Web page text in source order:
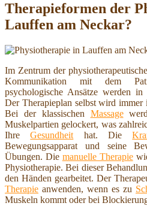
Therapieformen der
Lauffen am Neckar?
Im Zentrum der
Kommunikation mit dem
psychologische Ansätze werden
Der Therapieplan selbst wird
Bei der klassischen Massage
Muskelpartien gelockert, was
IhreGesundheit hat. Die
Bewegungsapparat und seine
Übungen. Die manuelle Therapie
Physiotherapie. Bei dieser
den Händen gearbeitet. Der
Therapie anwenden, wenn es zu
Muskeln kommt oder bei